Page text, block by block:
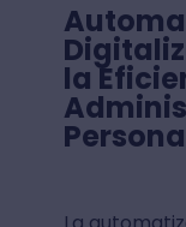
la